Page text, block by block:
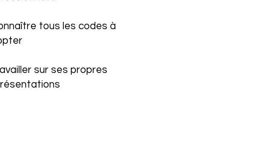
tous les codes à
sur ses propres